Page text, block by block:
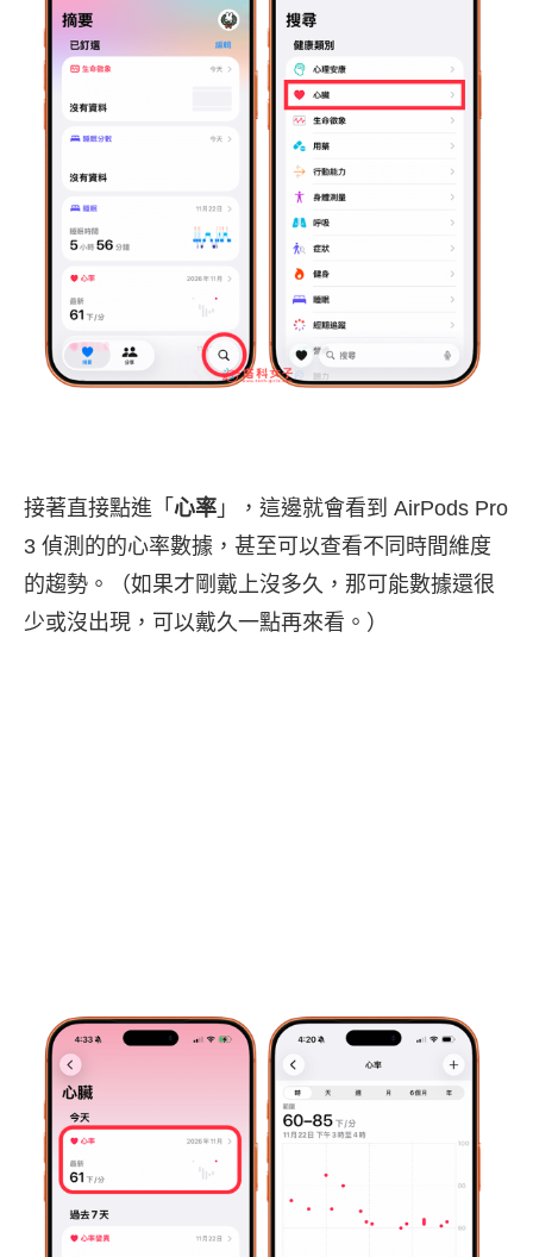
接著直接點進「 心率 」，這邊就會看到 AirPods Pro
3 偵測的的心率數據，甚至可以查看不同時間維度
的趨勢。（如果才剛戴上沒多久，那可能數據還很
少或沒出現，可以戴久一點再來看。）